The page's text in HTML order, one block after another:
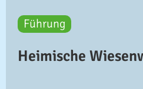
Führung
Heimische